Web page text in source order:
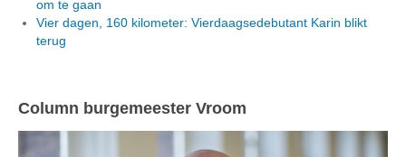
om te gaan
Vier dagen, 160 kilometer: Vierdaagsedebutant Karin blikt
terug
Column burgemeester Vroom